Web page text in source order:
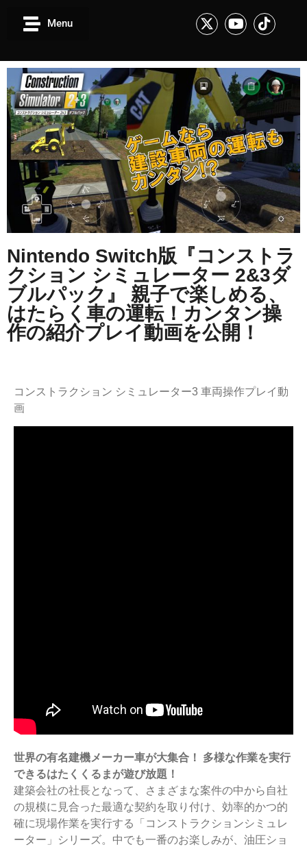
Menu
Nintendo Switch版『コンストラ
クション シミュレーター 2&3ダ
ブルパック』 親子で楽しめる、
はたらく車の運転！カンタン操
作の紹介プレイ動画を公開！
コンストラクション シミュレーター3 車両操作プレイ動
画
世界の有名建機メーカー車が大集合！ 多様な作業を実行
できるはたくくるまが遊び放題！
建築会社の社長となって、さまざまな案件の中から自社
の規模に見合った最適な契約を取り付け、効率的かつ的
確に現場作業を実行する「コンストラクションシミュレ
ーター」シリーズ。中でも一番のお楽しみが、油圧ショ